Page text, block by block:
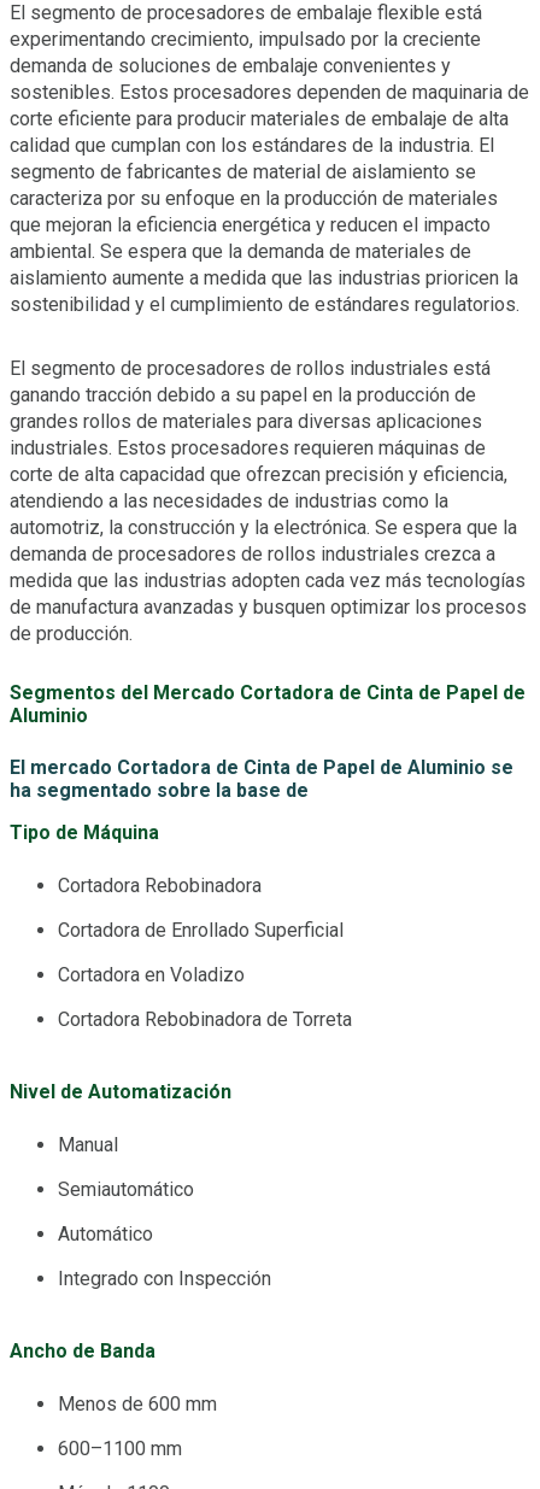
El segmento de procesadores de embalaje flexible está
experimentando crecimiento, impulsado por la creciente
demanda de soluciones de embalaje convenientes y
sostenibles. Estos procesadores dependen de maquinaria de
corte eficiente para producir materiales de embalaje de alta
calidad que cumplan con los estándares de la industria. El
segmento de fabricantes de material de aislamiento se
caracteriza por su enfoque en la producción de materiales
que mejoran la eficiencia energética y reducen el impacto
ambiental. Se espera que la demanda de materiales de
aislamiento aumente a medida que las industrias prioricen la
sostenibilidad y el cumplimiento de estándares regulatorios.
El segmento de procesadores de rollos industriales está
ganando tracción debido a su papel en la producción de
grandes rollos de materiales para diversas aplicaciones
industriales. Estos procesadores requieren máquinas de
corte de alta capacidad que ofrezcan precisión y eficiencia,
atendiendo a las necesidades de industrias como la
automotriz, la construcción y la electrónica. Se espera que la
demanda de procesadores de rollos industriales crezca a
medida que las industrias adopten cada vez más tecnologías
de manufactura avanzadas y busquen optimizar los procesos
de producción.
Segmentos del Mercado Cortadora de Cinta de Papel de
Aluminio
El mercado Cortadora de Cinta de Papel de Aluminio se
ha segmentado sobre la base de
Tipo de Máquina
Cortadora Rebobinadora
Cortadora de Enrollado Superficial
Cortadora en Voladizo
Cortadora Rebobinadora de Torreta
Nivel de Automatización
Manual
Semiautomático
Automático
Integrado con Inspección
Ancho de Banda
Menos de 600 mm
600–1100 mm